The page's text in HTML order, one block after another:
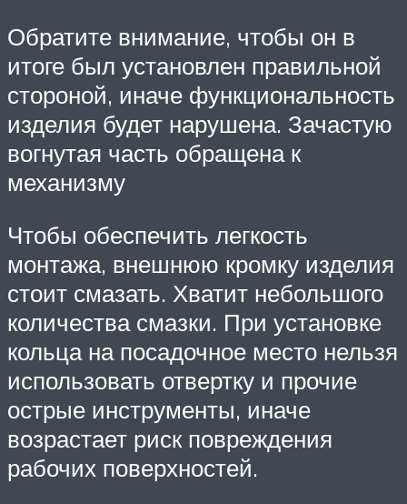
Обратите внимание, чтобы он в
итоге был установлен правильной
стороной, иначе функциональность
изделия будет нарушена. Зачастую
вогнутая часть обращена к
механизму
Чтобы обеспечить легкость
монтажа, внешнюю кромку изделия
стоит смазать. Хватит небольшого
количества смазки. При установке
кольца на посадочное место нельзя
использовать отвертку и прочие
острые инструменты, иначе
возрастает риск повреждения
рабочих поверхностей.